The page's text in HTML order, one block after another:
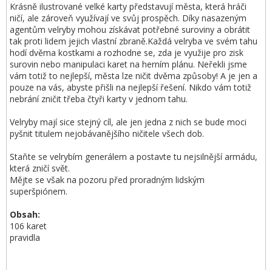
Krásně ilustrované velké karty představují města, která hráči
ničí, ale zároveň využívají ve svůj prospěch. Díky nasazeným
agentům velryby mohou získávat potřebné suroviny a obrátit
tak proti lidem jejich vlastní zbraně.Každá velryba ve svém tahu
hodí dvěma kostkami a rozhodne se, zda je využije pro zisk
surovin nebo manipulaci karet na herním plánu. Neřekli jsme
vám totiž to nejlepší, města lze ničit dvěma způsoby! A je jen a
pouze na vás, abyste přišli na nejlepší řešení. Nikdo vám totiž
nebrání zničit třeba čtyři karty v jednom tahu.
Velryby mají sice stejný cíl, ale jen jedna z nich se bude moci
pyšnit titulem nejobávanějšího ničitele všech dob.
Staňte se velrybím generálem a postavte tu nejsilnější armádu,
která zničí svět.
Mějte se však na pozoru před proradným lidským
superšpiónem.
Obsah:
106 karet
pravidla